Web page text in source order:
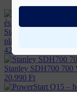
Stanley SXWTD-
platformkocsi – 137
42.990
Stanley SDH700 700
20.990 Ft